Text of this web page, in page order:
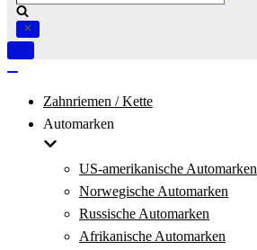
Navigation
Zahnriemen / Kette
Automarken
US-amerikanische Automarken
Norwegische Automarken
Russische Automarken
Afrikanische Automarken